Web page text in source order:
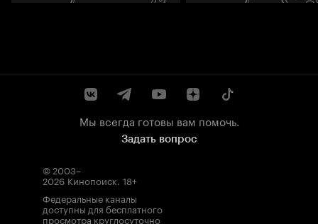
Мы всегда готовы вам помочь.
Задать вопрос
© 2003–
2026 Кинопоиск. 18+
Федеральные каналы
доступны для бесплатного
просмотра круглосуточно